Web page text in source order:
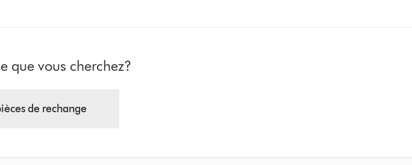
que vous cherchez?
de rechange